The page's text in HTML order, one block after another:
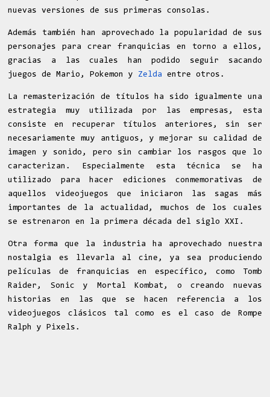
nuevas versiones de sus primeras consolas.
Además también han aprovechado la popularidad de sus
personajes para crear franquicias en torno a ellos,
gracias a las cuales han podido seguir sacando
juegos de Mario, Pokemon y Zelda entre otros.
La remasterización de títulos ha sido igualmente una
estrategia muy utilizada por las empresas, esta
consiste en recuperar títulos anteriores, sin ser
necesariamente muy antiguos, y mejorar su calidad de
imagen y sonido, pero sin cambiar los rasgos que lo
caracterizan. Especialmente esta técnica se ha
utilizado para hacer ediciones conmemorativas de
aquellos videojuegos que iniciaron las sagas más
importantes de la actualidad, muchos de los cuales
se estrenaron en la primera década del siglo XXI.
Otra forma que la industria ha aprovechado nuestra
nostalgia es llevarla al cine, ya sea produciendo
películas de franquicias en específico, como Tomb
Raider, Sonic y Mortal Kombat, o creando nuevas
historias en las que se hacen referencia a los
videojuegos clásicos tal como es el caso de Rompe
Ralph y Pixels.